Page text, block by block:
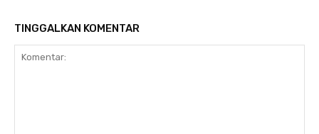
TINGGALKAN KOMENTAR